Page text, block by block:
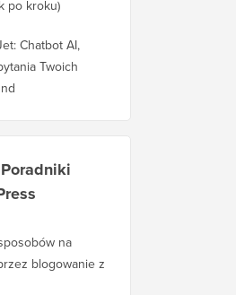
po kroku)
Chatbot AI,
Twoich
Poradniki
na
blogowanie z